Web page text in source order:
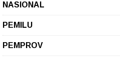
NASIONAL
PEMILU
PEMPROV